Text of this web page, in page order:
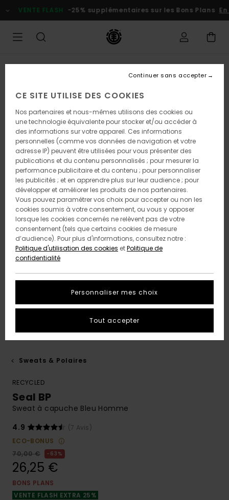
l'information
VENTE FLASH -25% supplémentaires sur les Bons Plans En
Sweats & Polaires
RECYCLED
Seal BP
Sweat à capuche Bleu Homme
4.9
(7 Avis)
ECO-BONUS
70,00 €
63%
26,25 €
BONS PLANS
VENTE FLASH EXTRA 25%
CE SITE UTILISE DES COOKIES
Nos partenaires et nous-mêmes utilisons des cookies ou
une technologie équivalente pour stocker et/ou accéder à
des informations sur votre appareil. Ces informations
personnelles (comme vos données de navigation et votre
adresse IP) peuvent être utilisées pour vous présenter des
publications et du contenu personnalisés ; pour mesurer la
performance publicitaire et du contenu ; pour personnaliser
les publicités ; et en apprendre plus sur leur audience ; pour
développer et améliorer les produits de nos partenaires.
Vous pouvez paramétrer vos choix pour accepter ou non les
cookies soumis à votre consentement, ou vous y opposer
lorsque les cookies concernés ne relèvent pas de votre
consentement (tels que certains cookies de mesure
d’audience). Pour plus d'informations, consultez notre :
Politique d'utilisation des cookies etPolitique de
confidentialité
Personnaliser mes choix
Continuer sans accepter
Tout accepter